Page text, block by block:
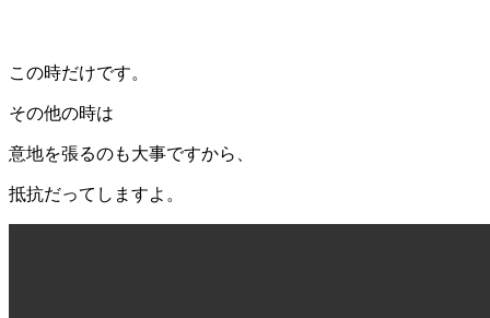
この時だけです。
その他の時は
意地を張るのも大事ですから、
抵抗だってしますよ。